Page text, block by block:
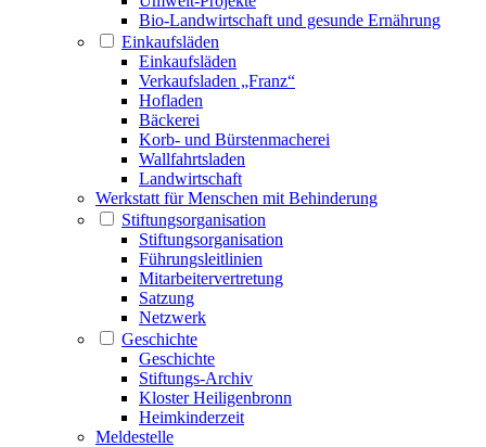
Bio-Landwirtschaft und gesunde Ernährung
Einkaufsläden
Einkaufsläden
Verkaufsladen „Franz“
Hofladen
Bäckerei
Korb- und Bürstenmacherei
Wallfahrtsladen
Landwirtschaft
Werkstatt für Menschen mit Behinderung
Stiftungsorganisation
Stiftungsorganisation
Führungsleitlinien
Mitarbeitervertretung
Satzung
Netzwerk
Geschichte
Geschichte
Stiftungs-Archiv
Kloster Heiligenbronn
Heimkinderzeit
Meldestelle